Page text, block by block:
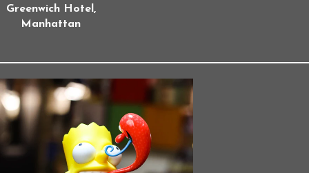
Greenwich Hotel,
Manhattan